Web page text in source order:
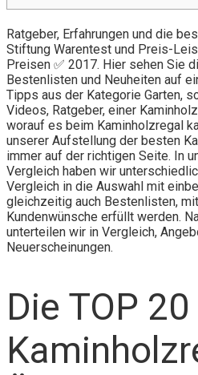
Ratgeber, Erfahrungen und die
Stiftung Warentest und Preis-
Preisen ✅ 2017. Hier sehen Sie
Bestenlisten und Neuheiten auf
Tipps aus der Kategorie Garten,
Videos, Ratgeber, einer
worauf es beim Kaminholzregal
unserer Aufstellung der besten
immer auf der richtigen Seite. In
Vergleich haben wir
Vergleich in die Auswahl mit
gleichzeitig auch Bestenlisten,
Kundenwünsche erfüllt werden.
unterteilen wir in Vergleich,
Neuerscheinungen.
Die TOP 20